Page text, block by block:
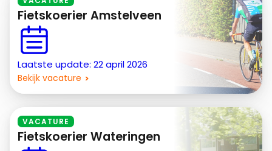
Fietskoerier Amstelveen
Laatste update: 22 april 2026
Bekijk vacature
VACATURE
Fietskoerier Wateringen